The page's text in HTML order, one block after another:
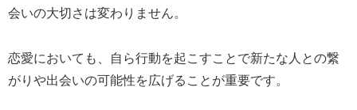
会いの大切さは変わりません。
恋愛においても、自ら行動を起こすことで新たな人との繋
がりや出会いの可能性を広げることが重要です。